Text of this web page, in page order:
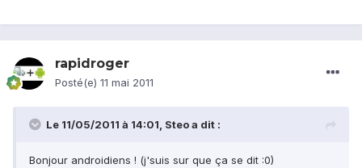
rapidroger
Posté(e) 11 mai 2011
Le 11/05/2011 à 14:01, Steo a dit :
Bonjour androidiens ! (j'suis sur que ça se dit :0)